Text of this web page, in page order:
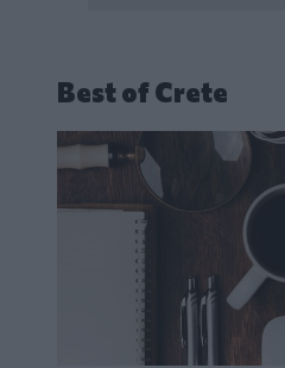
Best of Crete